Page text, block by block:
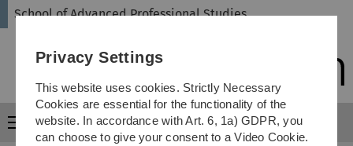
Skip
Skip
Skip
Skip
School of Advanced Professional Studies
Menu
Privacy Settings
This website uses cookies. Strictly Necessary
Cookies are essential for the functionality of the
website. In accordance with Art. 6, 1a) GDPR, you
can choose to give your consent to a Video Cookie.